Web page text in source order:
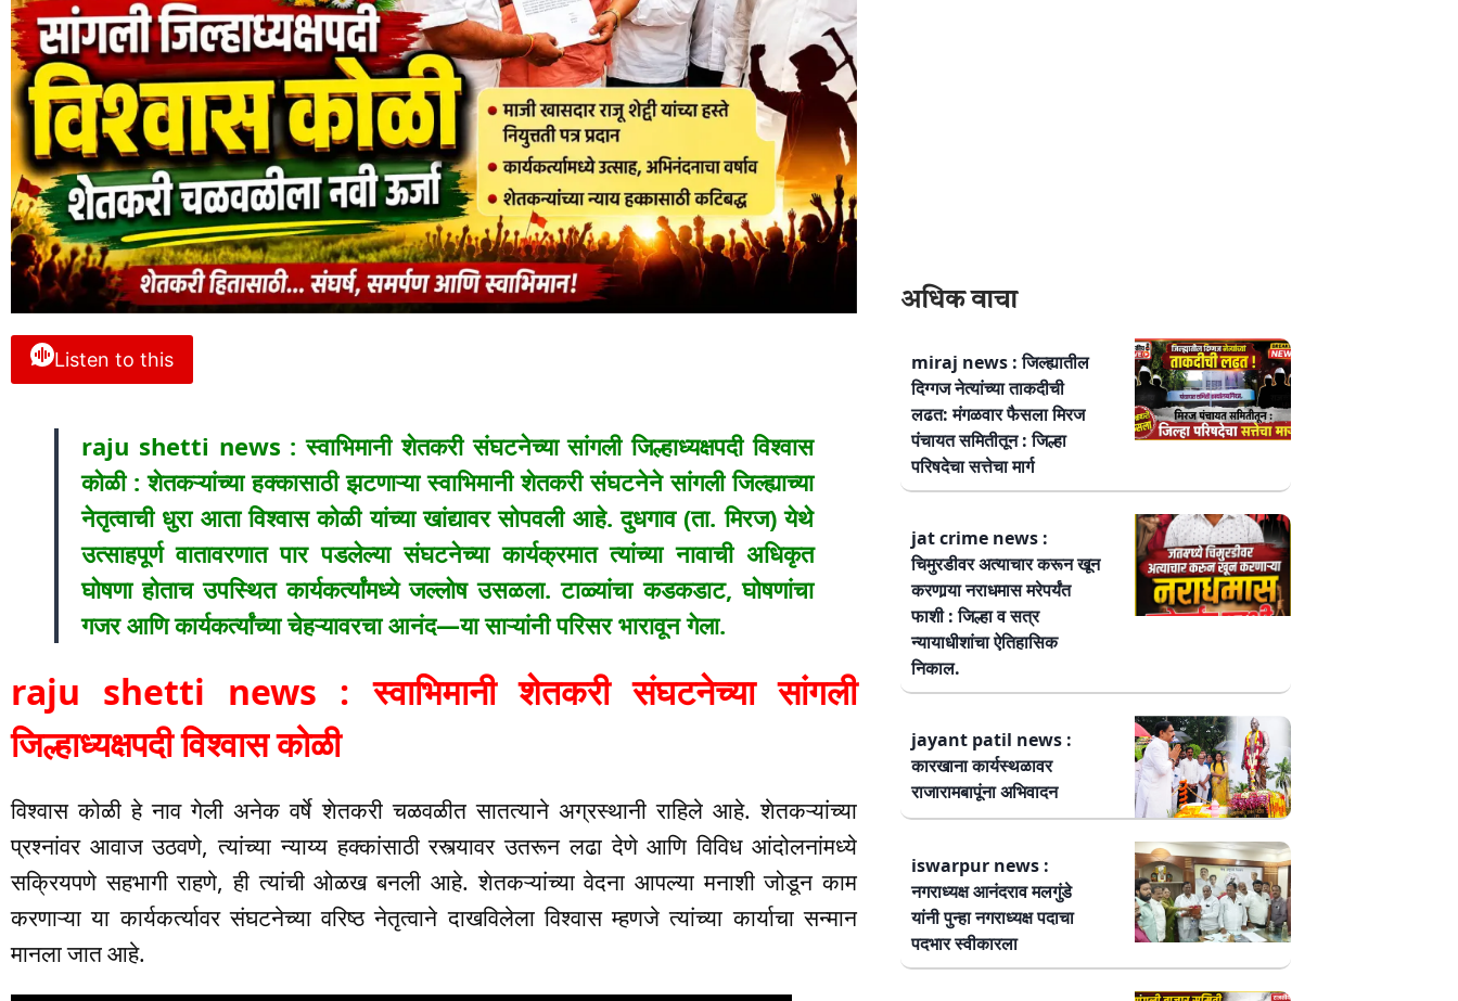
Listen to this
raju shetti news : स्वाभिमानी शेतकरी संघटनेच्या सांगली जिल्हाध्यक्षपदी विश्वास
कोळी : शेतकऱ्यांच्या हक्कासाठी झटणाऱ्या स्वाभिमानी शेतकरी संघटनेने सांगली जिल्ह्याच्या
नेतृत्वाची धुरा आता विश्वास कोळी यांच्या खांद्यावर सोपवली आहे. दुधगाव (ता. मिरज) येथे
उत्साहपूर्ण वातावरणात पार पडलेल्या संघटनेच्या कार्यक्रमात त्यांच्या नावाची अधिकृत
घोषणा होताच उपस्थित कार्यकर्त्यांमध्ये जल्लोष उसळला. टाळ्यांचा कडकडाट, घोषणांचा
गजर आणि कार्यकर्त्यांच्या चेहऱ्यावरचा आनंद—या साऱ्यांनी परिसर भारावून गेला.
raju shetti news : स्वाभिमानी शेतकरी संघटनेच्या सांगली
जिल्हाध्यक्षपदी विश्वास कोळी
विश्वास कोळी हे नाव गेली अनेक वर्षे शेतकरी चळवळीत सातत्याने अग्रस्थानी राहिले आहे. शेतकऱ्यांच्या
प्रश्नांवर आवाज उठवणे, त्यांच्या न्याय्य हक्कांसाठी रस्त्यावर उतरून लढा देणे आणि विविध आंदोलनांमध्ये
सक्रियपणे सहभागी राहणे, ही त्यांची ओळख बनली आहे. शेतकऱ्यांच्या वेदना आपल्या मनाशी जोडून काम
करणाऱ्या या कार्यकर्त्यावर संघटनेच्या वरिष्ठ नेतृत्वाने दाखविलेला विश्वास म्हणजे त्यांच्या कार्याचा सन्मान
मानला जात आहे.
अधिक वाचा
miraj news : जिल्ह्यातील
दिग्गज नेत्यांच्या ताकदीची
लढत: मंगळवार फैसला मिरज
पंचायत समितीतून : जिल्हा
परिषदेचा सत्तेचा मार्ग
jat crime news :
चिमुरडीवर अत्याचार करून खून
करणार्‍या नराधमास मरेपर्यंत
फाशी : जिल्हा व सत्र
न्यायाधीशांचा ऐतिहासिक
निकाल.
jayant patil news :
कारखाना कार्यस्थळावर
राजारामबापूंना अभिवादन
iswarpur news :
नगराध्यक्ष आनंदराव मलगुंडे
यांनी पुन्हा नगराध्यक्ष पदाचा
पदभार स्वीकारला